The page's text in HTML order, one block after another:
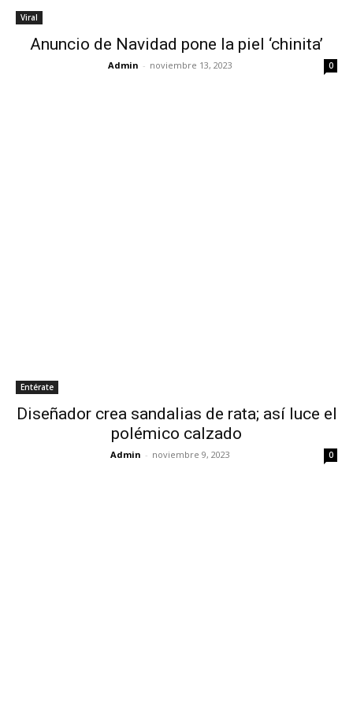
Viral
Anuncio de Navidad pone la piel ‘chinita’
Admin - noviembre 13, 2023 0
Entérate
Diseñador crea sandalias de rata; así luce el
polémico calzado
Admin - noviembre 9, 2023 0